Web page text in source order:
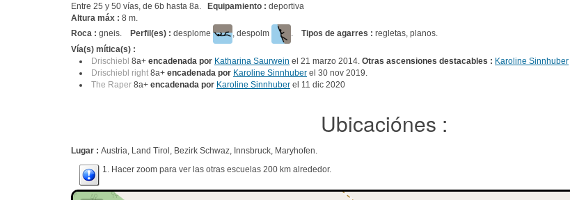
Entre 25 y 50 vías, de 6b hasta 8a. Equipamiento : deportiva
Altura máx : 8 m.
Roca : gneis. Perfil(es) : desplome , despolm . Tipos de agarres : regletas, planos.
Vía(s) mítica(s) :
Drischiebl 8a+ encadenada por Katharina Saurwein el 21 marzo 2014. Otras ascensiones destacables : Karoline Sinnhuber
Drischiebl right 8a+ encadenada por Karoline Sinnhuber el 30 nov 2019.
The Raper 8a+ encadenada por Karoline Sinnhuber el 11 dic 2020
Ubicaciónes :
Lugar : Austria, Land Tirol, Bezirk Schwaz, Innsbruck, Maryhofen.
1. Hacer zoom para ver las otras escuelas 200 km alrededor.